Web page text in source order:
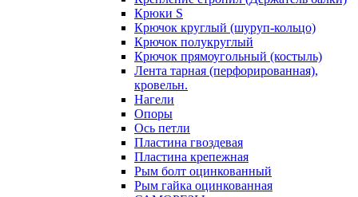
Крюки S
Крючок круглый (шуруп-кольцо)
Крючок полукруглый
Крючок прямоугольный (костыль)
Лента тарная (перфорированная),
кровельн.
Нагели
Опоры
Ось петли
Пластина гвоздевая
Пластина крепежная
Рым болт оцинкованный
Рым гайка оцинкованная